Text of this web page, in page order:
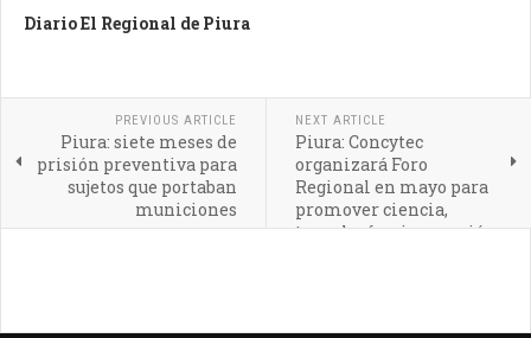
Diario El Regional de Piura
PREVIOUS ARTICLE
Piura: siete meses de
prisión preventiva para
sujetos que portaban
municiones
NEXT ARTICLE
Piura: Concytec
organizará Foro
Regional en mayo para
promover ciencia,
tecnología e innovación